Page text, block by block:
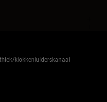
klokkenluiderskanaal